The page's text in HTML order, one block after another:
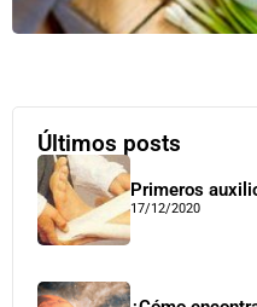
Últimos posts
Primeros
17/12/2020